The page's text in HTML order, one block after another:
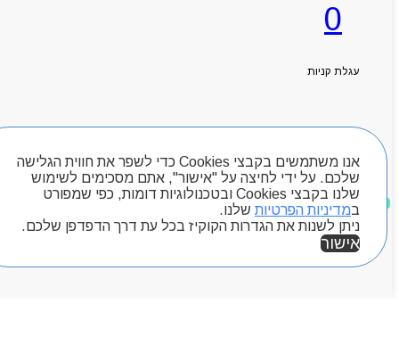
אנו משתמשים בקבצי Cookies כדי לשפר את חווית הגלישה
שלכם. על ידי לחיצה על "אישור", אתם מסכימים לשימוש
שלנו בקבצי Cookies ובטכנולוגיות דומות, כפי שמפורט
במדיניות הפרטיות שלנו.
ניתן לשנות את הגדרות הקוקיז בכל עת דרך הדפדפן שלכם.
אישור
0
עגלת קניות
חיפוש מוצרים
מוצרים שאהבתי